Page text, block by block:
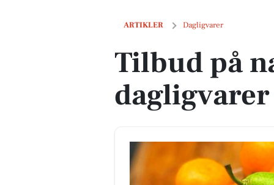
ARTIKLER Dagligvarer
Tilbud på næste uges dagligvarer
Tilbud på
dagligvarer